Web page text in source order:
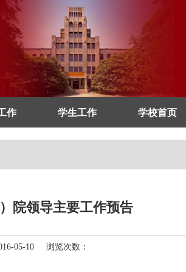
作 学生工作 学校首页
院领导主要工作预告
05-10 浏览次数：